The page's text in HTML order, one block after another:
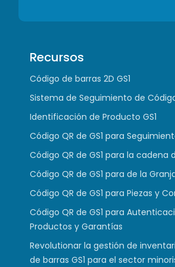
Recursos
Código de barras 2D GS1
Sistema de Seguimiento de
Identificación de Producto GS1
Código QR de GS1 para
Código QR de GS1 para la cadena
Código QR de GS1 para de la
Código QR de GS1 para Piezas y
Código QR de GS1 para
Productos y Garantías
Revolutionar la gestión de
de barras GS1 para el sector